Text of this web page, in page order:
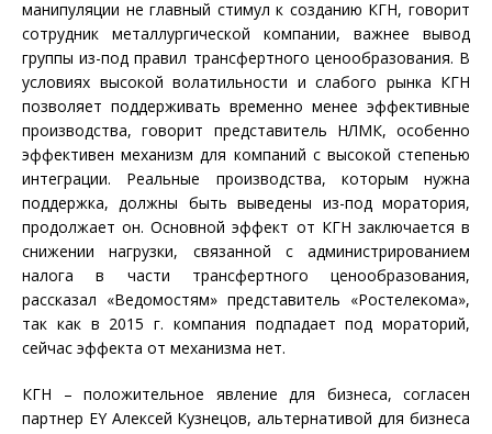
манипуляции не главный стимул к созданию КГН, говорит
сотрудник металлургической компании, важнее вывод
группы из-под правил трансфертного ценообразования. В
условиях высокой волатильности и слабого рынка КГН
позволяет поддерживать временно менее эффективные
производства, говорит представитель НЛМК, особенно
эффективен механизм для компаний с высокой степенью
интеграции. Реальные производства, которым нужна
поддержка, должны быть выведены из-под моратория,
продолжает он. Основной эффект от КГН заключается в
снижении нагрузки, связанной с администрированием
налога в части трансфертного ценообразования,
рассказал «Ведомостям» представитель «Ростелекома»,
так как в 2015 г. компания подпадает под мораторий,
сейчас эффекта от механизма нет.
КГН – положительное явление для бизнеса, согласен
партнер EY Алексей Кузнецов, альтернативой для бизнеса